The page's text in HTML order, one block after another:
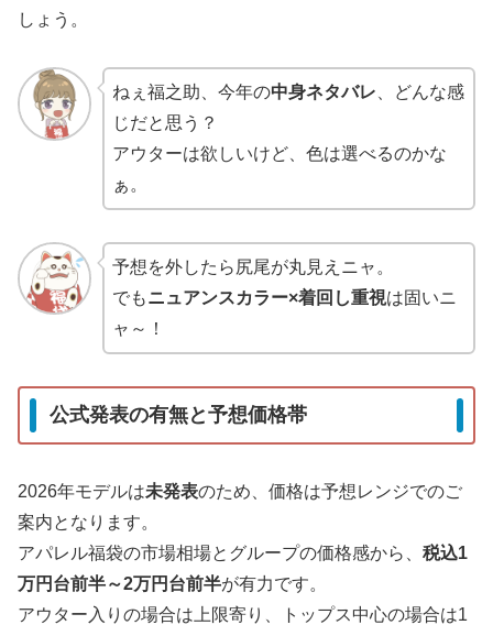
しょう。
ねぇ福之助、今年の中身ネタバレ 、どんな感
じだと思う？
アウターは欲しいけど、色は選べるのかな
ぁ。
予想を外したら尻尾が丸見えニャ。
でもニュアンスカラー×着回し重視は固いニ
ャ～！
公式発表の有無と予想価格帯
2026年モデルは未発表のため、価格は予想レンジでのご
案内となります。
アパレル福袋の市場相場とグループの価格感から、 税込1
万円台前半～2万円台前半が有力です。
アウター入りの場合は上限寄り、トップス中心の場合は1